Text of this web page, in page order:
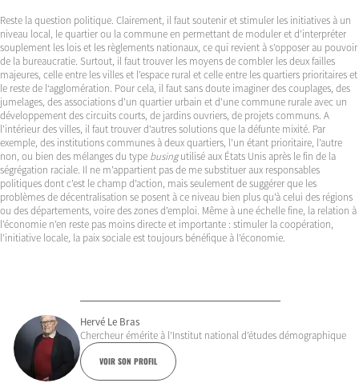
Reste la question politique. Clairement, il faut soutenir et stimuler les initiatives à un
niveau local, le quartier ou la commune en permettant de moduler et d’interpréter
souplement les lois et les règlements nationaux, ce qui revient à s’opposer au pouvoir
de la bureaucratie. Surtout, il faut trouver les moyens de combler les deux failles
majeures, celle entre les villes et l’espace rural et celle entre les quartiers prioritaires et
le reste de l‘agglomération. Pour cela, il faut sans doute imaginer des couplages, des
jumelages, des associations d’un quartier urbain et d’une commune rurale avec un
développement des circuits courts, de jardins ouvriers, de projets communs. A
l’intérieur des villes, il faut trouver d’autres solutions que la défunte mixité. Par
exemple, des institutions communes à deux quartiers, l’un étant prioritaire, l’autre
non, ou bien des mélanges du type busingutilisé aux États Unis après le fin de la
ségrégation raciale. Il ne m’appartient pas de me substituer aux responsables
politiques dont c’est le champ d’action, mais seulement de suggérer que les
problèmes de décentralisation se posent à ce niveau bien plus qu’à celui des régions
ou des départements, voire des zones d’emploi. Même à une échelle fine, la relation à
l’économie n’en reste pas moins directe et importante : stimuler la coopération,
l’initiative locale, la paix sociale est toujours bénéfique à l’économie.
Hervé Le Bras
Chercheur émérite à l’Institut national d’études démographique
VOIR SON PROFIL